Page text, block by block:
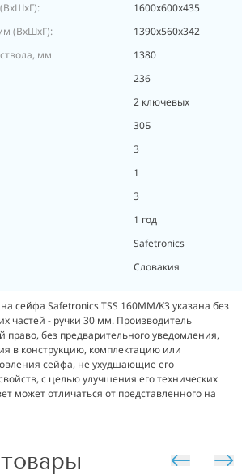
1600x600x435
(ВхШхГ):
1390x560x342
мм
1380
236
2 ключевых
30Б
3
1
3
1 год
Safetronics
Словакия
сейфа Safetronics TSS 160MM/K3 указана без
частей - ручки 30 мм. Производитель
право, без предварительного уведомления,
в конструкцию, комплектацию или
сейфа, не ухудшающие его
с целью улучшения его технических
может отличаться от представленного на